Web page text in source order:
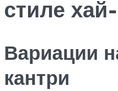
стиле
Вариации
кантри